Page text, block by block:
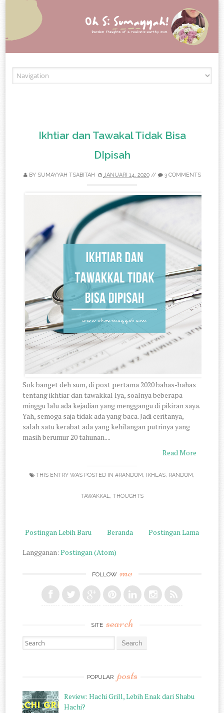
Ikhtiar dan Tawakal Tidak Bisa
DIpisah
BY SUMAYYAH TSABITAH JANUARI 14, 2020// 3 COMMENTS
Sok banget deh sum, di post pertama 2020 bahas-bahas
tentang ikhtiar dan tawakkal Iya, soalnya beberapa
minggu lalu ada kejadian yang menggangu di pikiran saya.
Yah, semoga saja tidak ada yang baca. Jadi ceritanya,
salah satu kerabat ada yang kehilangan putrinya yang
masih berumur 20 tahunan....
Read More
THIS ENTRY WAS POSTED IN #RANDOM, IKHLAS, RANDOM,
TAWAKKAL, THOUGHTS
Postingan Lebih Baru Postingan Lama
Beranda
Langganan:Postingan (Atom)
FOLLOW me
SITE search
Search for:
POPULAR posts
Review: Hachi Grill, Lebih Enak dari Shabu
Hachi?